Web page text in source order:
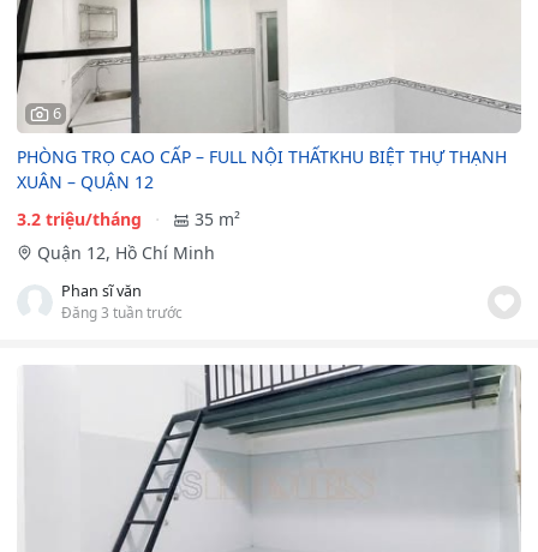
6
PHÒNG TRỌ CAO CẤP – FULL NỘI THẤTKHU BIỆT THỰ THẠNH
XUÂN – QUẬN 12
3.2 triệu/tháng
35 m²
Quận 12, Hồ Chí Minh
Phan sĩ văn
Đăng 3 tuần trước